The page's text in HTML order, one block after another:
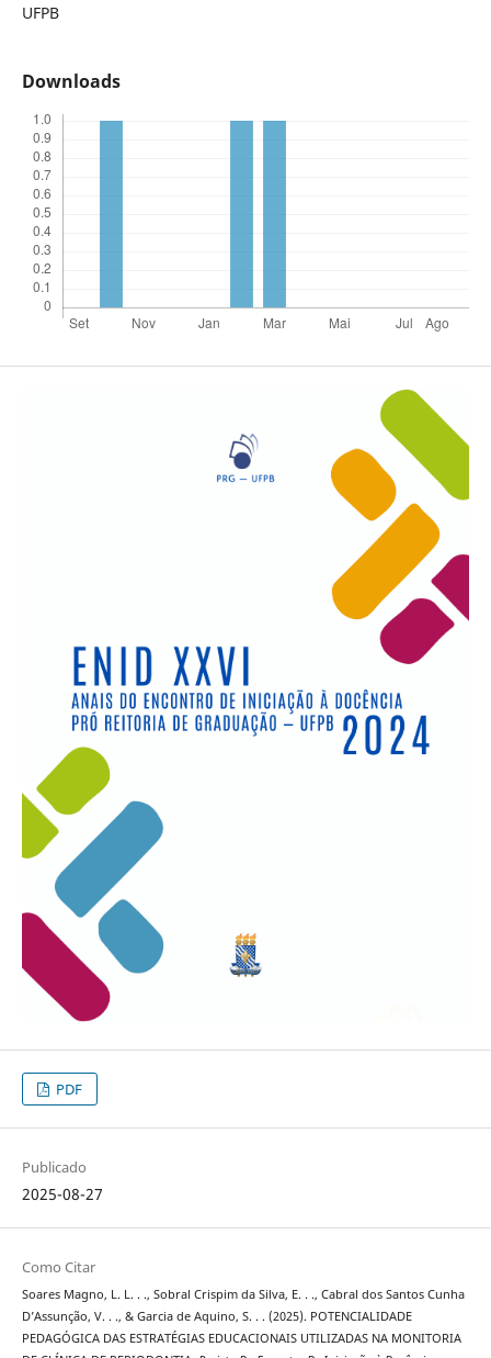
UFPB
Downloads
PDF
Publicado
2025-08-27
Como Citar
Soares Magno, L. L. . ., Sobral Crispim da Silva, E. . ., Cabral dos Santos Cunha
D’Assunção, V. . ., & Garcia de Aquino, S. . . (2025). POTENCIALIDADE
PEDAGÓGICA DAS ESTRATÉGIAS EDUCACIONAIS UTILIZADAS NA MONITORIA